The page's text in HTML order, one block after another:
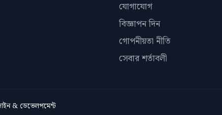
যোগাযোগ
বিজ্ঞাপন দিন
গোপনীয়তা নীতি
সেবার শর্তাবলী
& ডেভেলপমেন্ট